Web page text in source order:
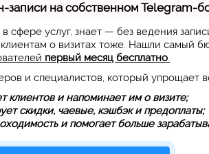
записи на собственном Telegram-
в сфере услуг, знает — без ведения
клиентам о визитах тоже. Нашли самый
первый месяц бесплатно.
и специалистов, который упрощает
клиентов и напоминает им о визите;
скидки, чаевые, кэшбэк и предоплаты;
и помогает больше